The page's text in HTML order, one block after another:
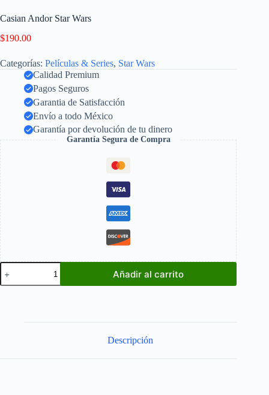
Casian Andor Star Wars
$190.00
Categorías: Películas & Series, Star Wars
Calidad Premium
Pagos Seguros
Garantia de Satisfacción
Envío a todo México
Garantía por devolución de tu dinero
Garantía Segura de Compra
Casian
Andor
Star
Añadir al carrito
Descripción